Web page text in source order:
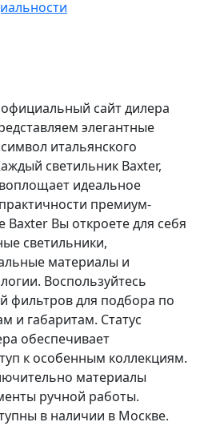
сайт дилера
элегантные
итальянского
светильник Baxter,
идеальное
премиум-
Baxter Вы откроете для себя
светильники,
материалы и
Воспользуйтесь
фильтров для подбора по
и габаритам. Статус
обеспечивает
к особенным коллекциям.
материалы
ручной работы.
в наличии в Москве.